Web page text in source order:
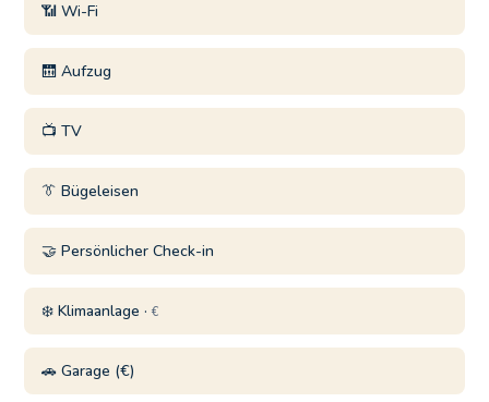
📶 Wi-Fi
🛗 Aufzug
📺 TV
👔 Bügeleisen
🤝 Persönlicher Check-in
❄️ Klimaanlage ·€
🚗 Garage (€)